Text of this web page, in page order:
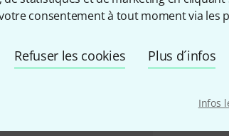
consentement à tout moment via les
Refuser les cookies Plus d´infos
Infos
& articles